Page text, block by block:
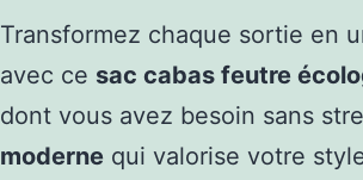
Transformez chaque sortie en
avec ce sac cabas feutre
dont vous avez besoin sans
modernequi valorise votre